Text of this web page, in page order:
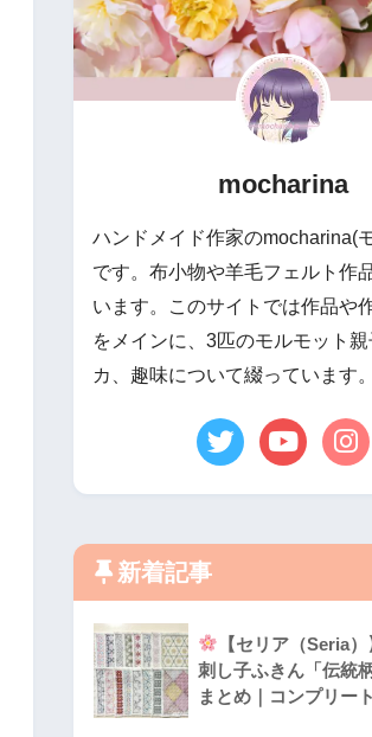
mocharina
ハンドメイド作家のmocharina(
です。布小物や羊毛フェルト作
います。このサイトでは作品や
をメインに、3匹のモルモット
カ、趣味について綴っています。
新着記事
【セリア（Seria
刺し子ふきん「伝統
まとめ｜コンプリー